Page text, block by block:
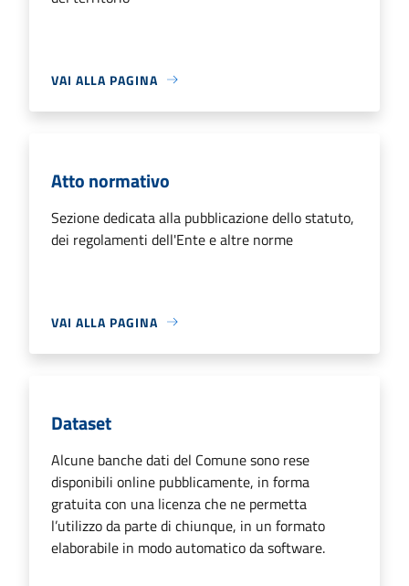
VAI ALLA PAGINA
Atto normativo
Sezione dedicata alla pubblicazione dello statuto,
dei regolamenti dell'Ente e altre norme
VAI ALLA PAGINA
Dataset
Alcune banche dati del Comune sono rese
disponibili online pubblicamente, in forma
gratuita con una licenza che ne permetta
l’utilizzo da parte di chiunque, in un formato
elaborabile in modo automatico da software.